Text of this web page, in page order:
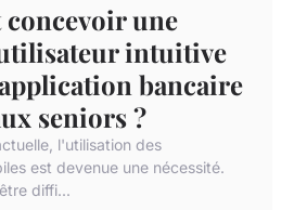
une
intuitive
bancaire
seniors ?
l'utilisation des
est devenue une nécessité.
diffi...